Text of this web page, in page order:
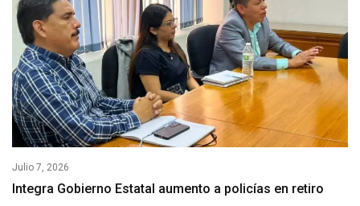
Julio 7, 2026
Integra Gobierno Estatal aumento a policías en retiro